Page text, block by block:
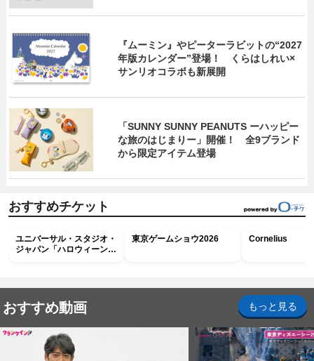
『ムーミン』やピーターラビットの“2027
年版カレンダー”登場！ くらはしれい×
サンリオコラボも新展開
「SUNNY SUNNY PEANUTS ーハッピー
な旅のはじまりー」開催！ 全9ブランド
から限定アイテム登場
おすすめチケット
ユニバーサル・スタジオ・
ジャパン「ハロウィーン・
東京ゲームショウ2026 Cornelius
おすすめ動画 もっと見る